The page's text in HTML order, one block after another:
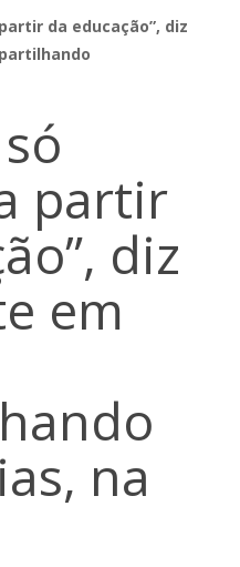
da educação”, diz
partir
diz
em
na